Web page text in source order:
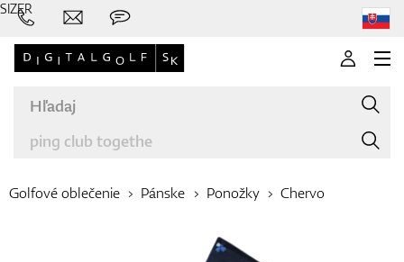
Značky
Golfové oblečenie Pánske Ponožky Chervo
SIZER